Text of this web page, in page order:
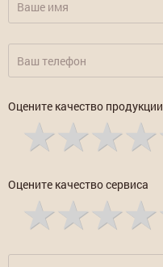
Оцените качество продукции
Оцените качество сервиса